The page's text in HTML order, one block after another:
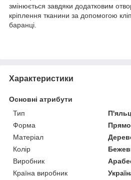
змінюється завдяки додатковим
кріплення тканини за допомогою
баранці.
Характеристики
Основні атрибути
Тип
Форма
Матеріал
Колір
Виробник
Країна виробник